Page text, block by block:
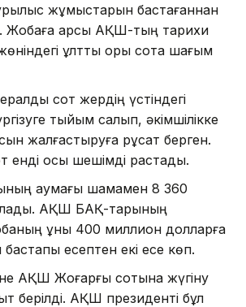
жұмыстарын бастағаннан
Жобаға қарсы АҚШ-тың тарихи
ұлттық қоры сотқа шағым
сот жердің үстіндегі
тыйым салып, әкімшілікке
жалғастыруға рұқсат берген.
енді осы шешімді растады.
аумағы шамамен 8 360
АҚШ БАҚ-тарының
құны 400 миллион долларға
есептен екі есе көп.
АҚШ Жоғарғы сотына жүгіну
берілді. АҚШ президенті бұл